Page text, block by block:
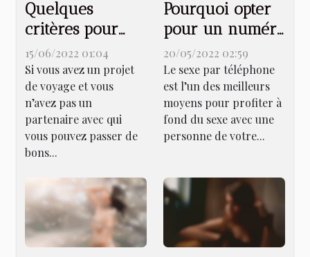
Quelques
critères pour
bien
sélectionner une
fille escorte
15/06/2022 01:04
Si vous avez un projet
de voyage et vous
n’avez pas un
partenaire avec qui
vous pouvez passer de
bons...
Pourquoi opter
pour un numéro
de téléphone
rose pour du
sexe en direct
20/05/2022 02:59
Le sexe par téléphone
est l’un des meilleurs
moyens pour profiter à
fond du sexe avec une
personne de votre...